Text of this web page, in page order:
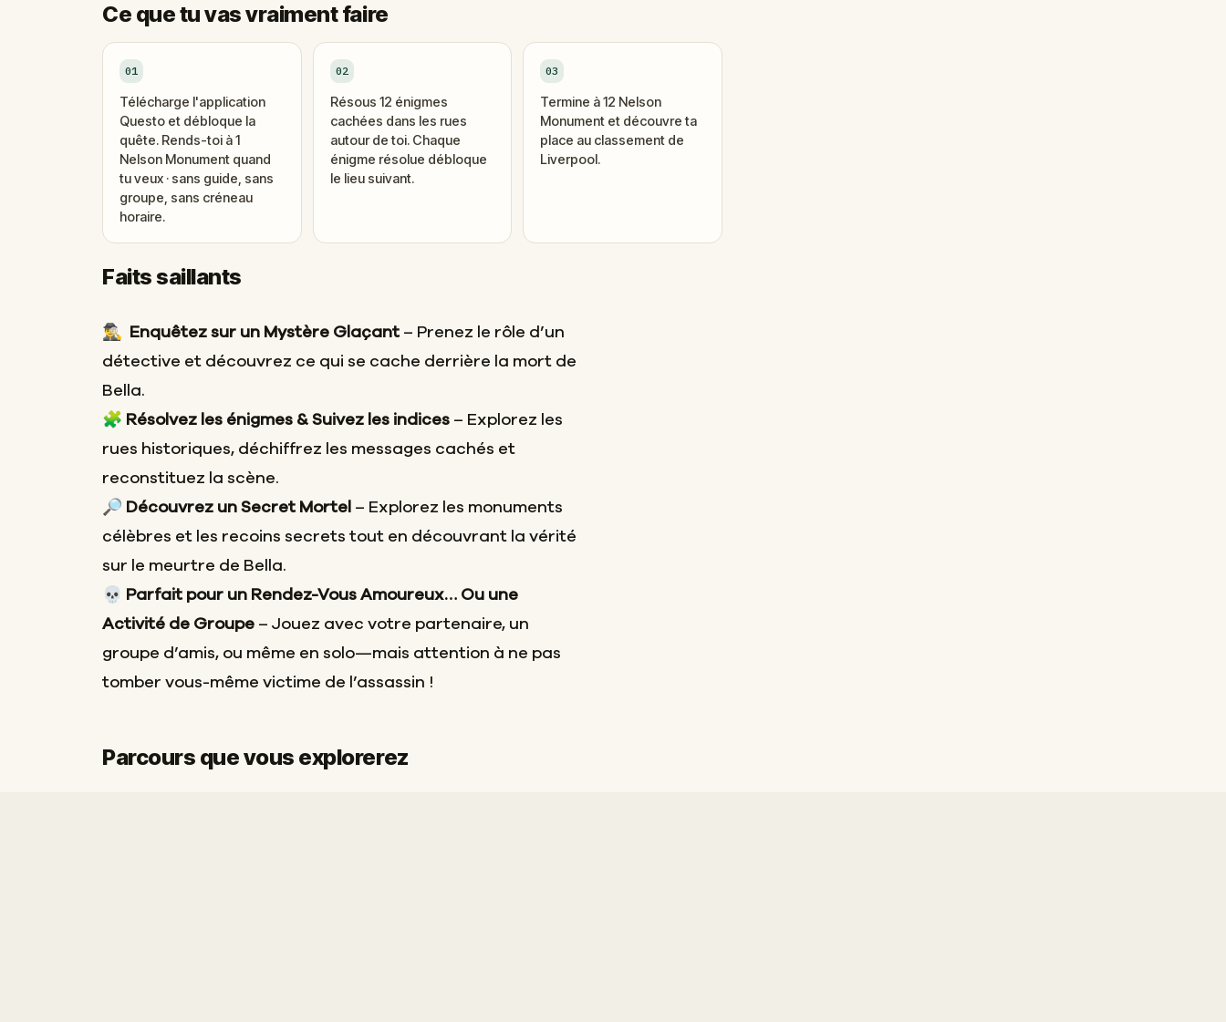
Ce que tu vas vraiment faire
01
Télécharge l'application
Questo et débloque la
quête. Rends-toi à 1
Nelson Monument quand
tu veux · sans guide, sans
groupe, sans créneau
horaire.
02
Résous 12 énigmes
cachées dans les rues
autour de toi. Chaque
énigme résolue débloque
le lieu suivant.
03
Termine à 12 Nelson
Monument et découvre ta
place au classement de
Liverpool.
Faits saillants
🕵️‍♂️ Enquêtez sur un Mystère Glaçant– Prenez le rôle d’un
détective et découvrez ce qui se cache derrière la mort de
Bella.
🧩 Résolvez les énigmes & Suivez les indices – Explorez les
rues historiques, déchiffrez les messages cachés et
reconstituez la scène.
🔎 Découvrez un Secret Mortel – Explorez les monuments
célèbres et les recoins secrets tout en découvrant la vérité
sur le meurtre de Bella.
💀
Parfait pour un Rendez-Vous Amoureux… Ou une
Activité de Groupe – Jouez avec votre partenaire, un
groupe d’amis, ou même en solo—mais attention à ne pas
tomber vous-même victime de l’assassin !
Parcours que vous explorerez